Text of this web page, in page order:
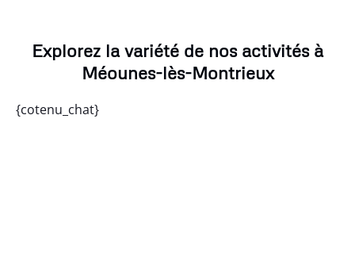
Explorez la variété de nos activités à
Méounes-lès-Montrieux
{cotenu_chat}